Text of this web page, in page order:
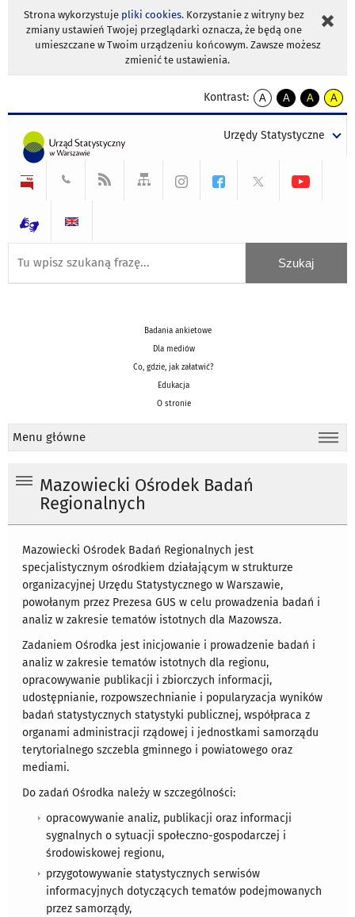
Strona wykorzystuje pliki cookies. Korzystanie z witryny bez
zmiany ustawień Twojej przeglądarki oznacza, że będą one
umieszczane w Twoim urządzeniu końcowym. Zawsze możesz
zmienić te ustawienia.
Kontrast:
A
kontrast
A
kontrast
tekst
czarnym
A
kontrast
tekst
czarnym
A
tekst
żółtym
Urzędy Statystyczne
Badania ankietowe
Dla mediów
Co, gdzie, jak załatwić?
Edukacja
O stronie
Menu główne
Mazowiecki Ośrodek Badań
Regionalnych
Mazowiecki Ośrodek Badań Regionalnych jest
specjalistycznym ośrodkiem działającym w strukturze
organizacyjnej Urzędu Statystycznego w Warszawie,
powołanym przez Prezesa GUS w celu prowadzenia badań i
analiz w zakresie tematów istotnych dla Mazowsza.
Zadaniem Ośrodka jest inicjowanie i prowadzenie badań i
analiz w zakresie tematów istotnych dla regionu,
opracowywanie publikacji i zbiorczych informacji,
udostępnianie, rozpowszechnianie i popularyzacja wyników
badań statystycznych statystyki publicznej, współpraca z
organami administracji rządowej i jednostkami samorządu
terytorialnego szczebla gminnego i powiatowego oraz
mediami.
Do zadań Ośrodka należy w szczególności:
opracowywanie analiz, publikacji oraz informacji
sygnalnych o sytuacji społeczno-gospodarczej i
środowiskowej regionu,
przygotowywanie statystycznych serwisów
informacyjnych dotyczących tematów podejmowanych
przez samorządy,